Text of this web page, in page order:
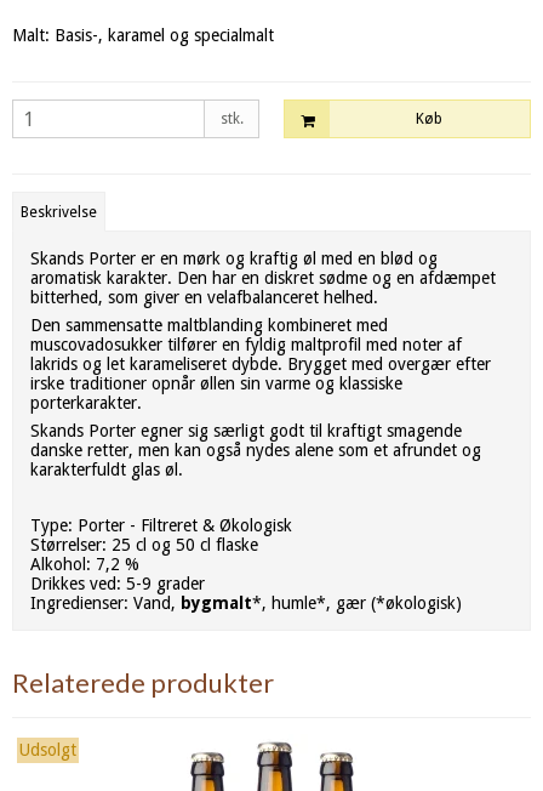
Malt: Basis-, karamel og specialmalt
stk. Køb
Beskrivelse
Skands Porter er en mørk og kraftig øl med en blød og
aromatisk karakter. Den har en diskret sødme og en afdæmpet
bitterhed, som giver en velafbalanceret helhed.
Den sammensatte maltblanding kombineret med
muscovadosukker tilfører en fyldig maltprofil med noter af
lakrids og let karameliseret dybde. Brygget med overgær efter
irske traditioner opnår øllen sin varme og klassiske
porterkarakter.
Skands Porter egner sig særligt godt til kraftigt smagende
danske retter, men kan også nydes alene som et afrundet og
karakterfuldt glas øl.
Type: Porter - Filtreret & Økologisk
Størrelser: 25 cl og 50 cl flaske
Alkohol: 7,2 %
Drikkes ved: 5-9 grader
Ingredienser: Vand, bygmalt*, humle*, gær (*økologisk)
Relaterede produkter
Udsolgt